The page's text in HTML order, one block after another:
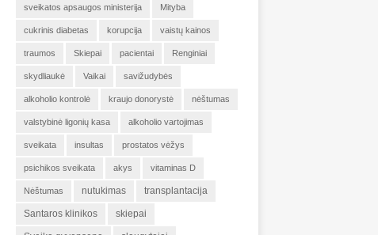
sveikatos apsaugos ministerija Mityba
cukrinis diabetas korupcija vaistų kainos
traumos Skiepai pacientai Renginiai
skydliaukė Vaikai savižudybės
alkoholio kontrolė kraujo donorystė nėštumas
valstybinė ligonių kasa alkoholio vartojimas
sveikata insultas prostatos vėžys
psichikos sveikata akys vitaminas D
Nėštumas nutukimas transplantacija
Santaros klinikos skiepai